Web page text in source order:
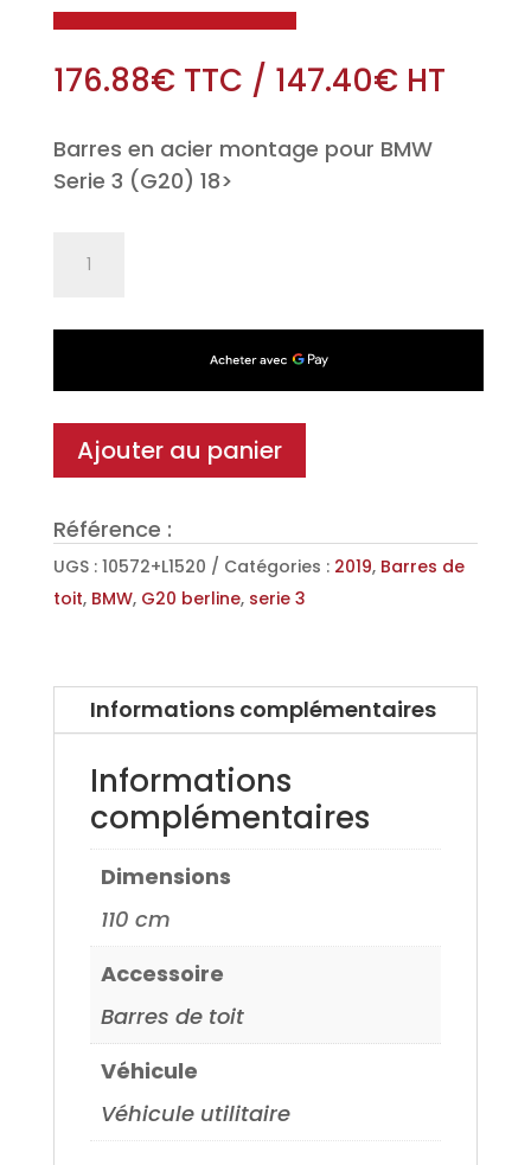
176.88€TTC / 147.40€HT
Barres en acier montage pour BMW
Serie 3 (G20) 18>
toit
en
Acier
pour
3
(G20)
Ajouter au panier
Référence :
UGS : 10572+L1520 Catégories : 2019, Barres de
toit, BMW, G20 berline, serie 3
Informations complémentaires
Informations
complémentaires
Dimensions
110 cm
Accessoire
Barres de toit
Véhicule
Véhicule utilitaire